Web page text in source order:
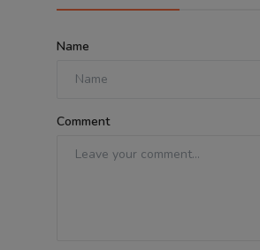
Name
Comment